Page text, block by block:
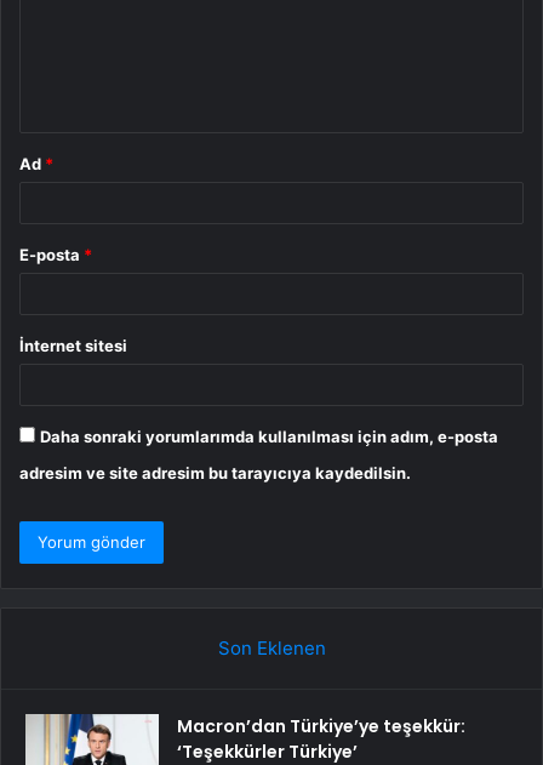
Ad *
E-posta *
İnternet sitesi
Daha sonraki yorumlarımda kullanılması için adım, e-posta
adresim ve site adresim bu tarayıcıya kaydedilsin.
Son Eklenen
Macron’dan Türkiye’ye teşekkür:
‘Teşekkürler Türkiye’